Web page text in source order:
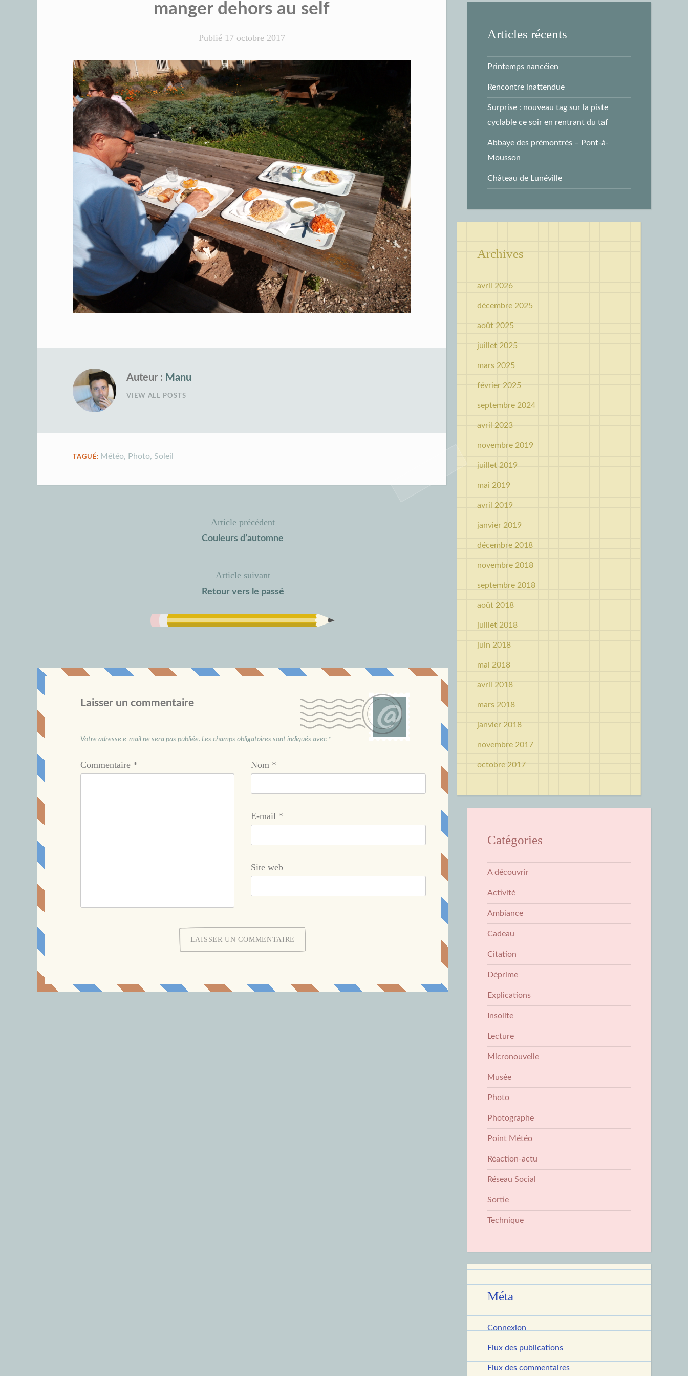
manger dehors au self
Publié 17 octobre 2017
Auteur : Manu
VIEW ALL POSTS
TAGUÉ: Météo, Photo, Soleil
Article précédent
Couleurs d’automne
Article suivant
Retour vers le passé
Laisser un commentaire
Votre adresse e-mail ne sera pas publiée. Les champs obligatoires sont indiqués avec *
Commentaire * Nom *
E-mail *
Site web
Articles récents
Printemps nancéien
Rencontre inattendue
Surprise : nouveau tag sur la piste
cyclable ce soir en rentrant du taf
Abbaye des prémontrés – Pont-à-
Mousson
Château de Lunéville
Archives
avril 2026
décembre 2025
août 2025
juillet 2025
mars 2025
février 2025
septembre 2024
avril 2023
novembre 2019
juillet 2019
mai 2019
avril 2019
janvier 2019
décembre 2018
novembre 2018
septembre 2018
août 2018
juillet 2018
juin 2018
mai 2018
avril 2018
mars 2018
janvier 2018
novembre 2017
octobre 2017
Catégories
A découvrir
Activité
Ambiance
Cadeau
Citation
Déprime
Explications
Insolite
Lecture
Micronouvelle
Musée
Photo
Photographe
Point Météo
Réaction-actu
Réseau Social
Sortie
Technique
Méta
Connexion
Flux des publications
Flux des commentaires